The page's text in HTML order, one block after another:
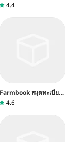
4.4
Farmbook สมุดทะเบียน
เกษตรกร
4.6